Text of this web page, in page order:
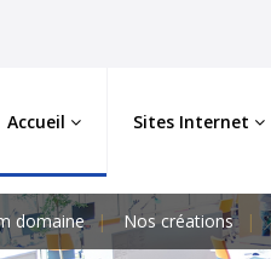
Accueil Sites Internet
domaine Nos créations